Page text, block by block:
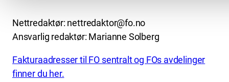
Nettredaktør: nettredaktor@fo.no
Ansvarlig redaktør: Marianne Solberg
Fakturaadresser til FO sentralt og FOs avdelinger
finner du her.